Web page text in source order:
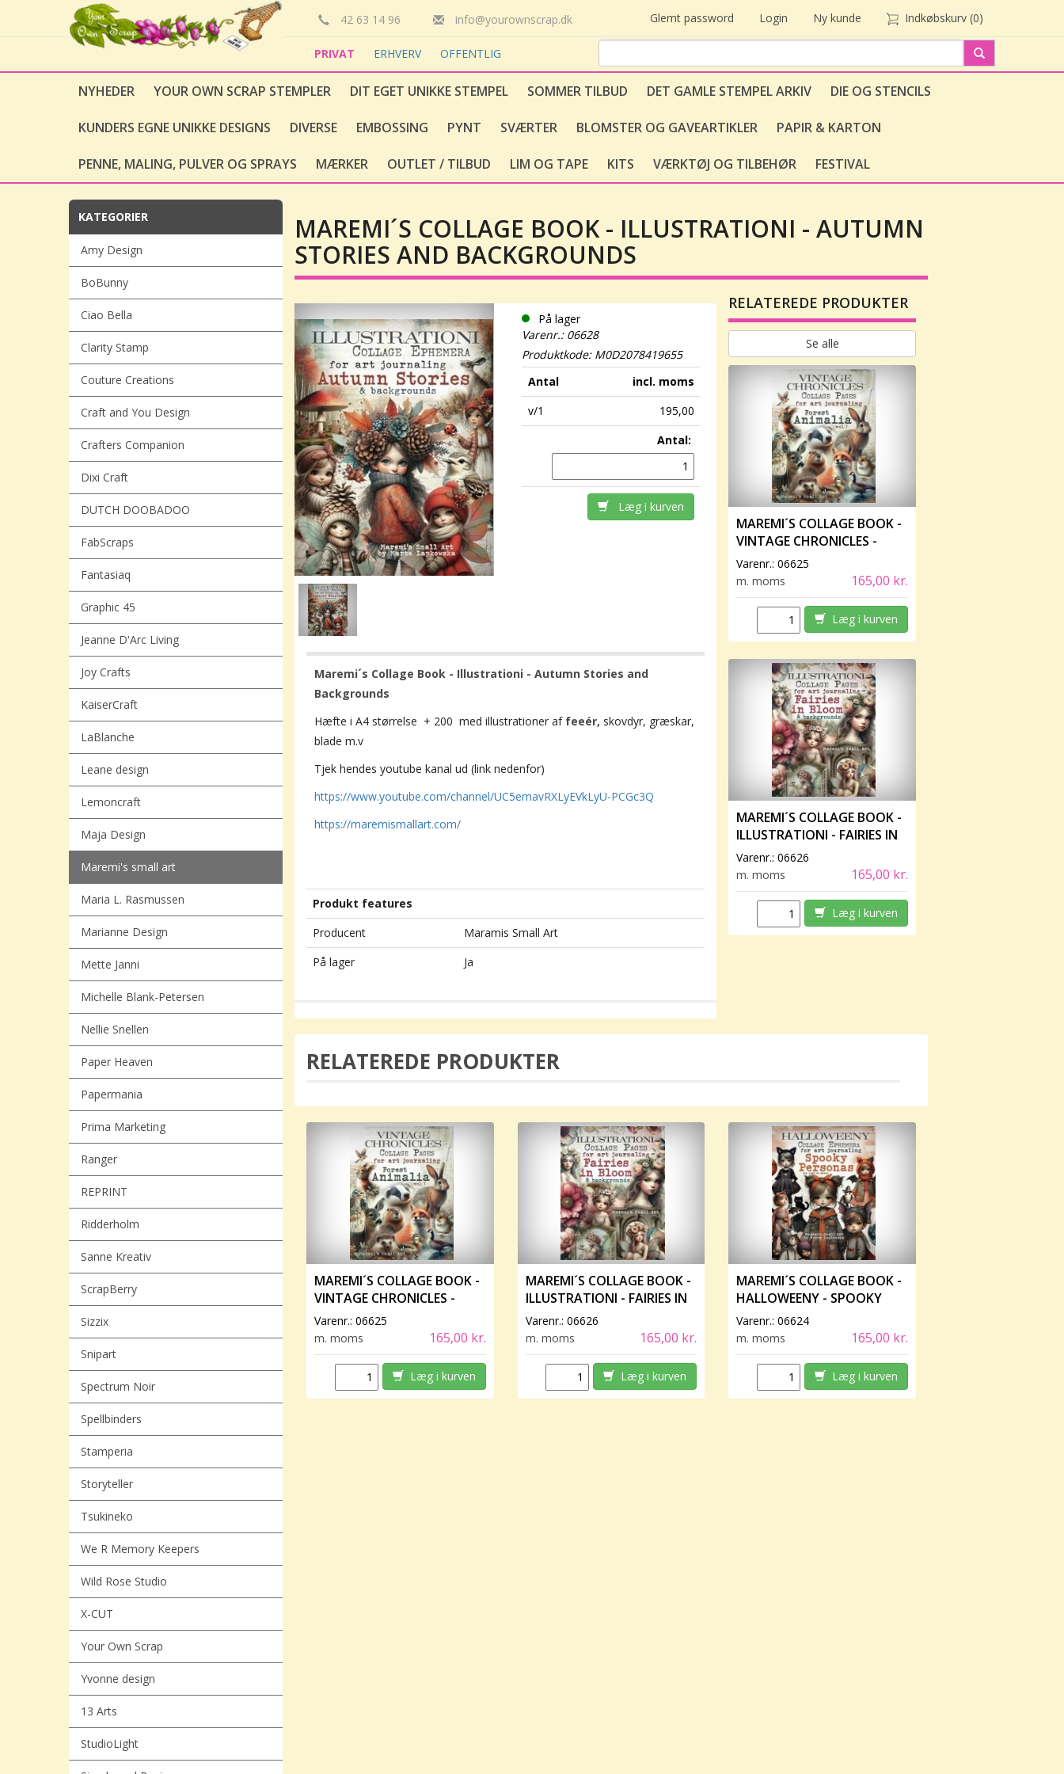
42 63 14 96 info@yourownscrap.dk Glemt password Login Ny kunde Indkøbskurv (0)
PRIVAT ERHVERV OFFENTLIG
NYHEDER YOUR OWN SCRAP STEMPLER DIT EGET UNIKKE STEMPEL SOMMER TILBUD DET GAMLE STEMPEL ARKIV DIE OG STENCILS
KUNDERS EGNE UNIKKE DESIGNS DIVERSE EMBOSSING PYNT SVÆRTER BLOMSTER OG GAVEARTIKLER PAPIR & KARTON
PENNE, MALING, PULVER OG SPRAYS MÆRKER OUTLET / TILBUD LIM OG TAPE KITS VÆRKTØJ OG TILBEHØR FESTIVAL
KATEGORIER
Amy Design
BoBunny
Ciao Bella
Clarity Stamp
Couture Creations
Craft and You Design
Crafters Companion
Dixi Craft
DUTCH DOOBADOO
FabScraps
Fantasiaq
Graphic 45
Jeanne D'Arc Living
Joy Crafts
KaiserCraft
LaBlanche
Leane design
Lemoncraft
Maja Design
Maremi's small art
Maria L. Rasmussen
Marianne Design
Mette Janni
Michelle Blank-Petersen
Nellie Snellen
Paper Heaven
Papermania
Prima Marketing
Ranger
REPRINT
Ridderholm
Sanne Kreativ
ScrapBerry
Sizzix
Snipart
Spectrum Noir
Spellbinders
Stamperia
Storyteller
Tsukineko
We R Memory Keepers
Wild Rose Studio
X-CUT
Your Own Scrap
Yvonne design
13 Arts
StudioLight
MAREMI´S COLLAGE BOOK - ILLUSTRATIONI - AUTUMN
STORIES AND BACKGROUNDS
På lager
Varenr.: 06628
Produktkode: M0D2078419655
Antal
incl. moms
v/1
195,00
Antal:
Læg i kurven
Maremi´s Collage Book - Illustrationi - Autumn Stories and
Backgrounds
Hæfte i A4 størrelse + 200 med illustrationer af feeér, skovdyr, græskar,
blade m.v
Tjek hendes youtube kanal ud (link nedenfor)
https://www.youtube.com/channel/UC5emavRXLyEVkLyU-PCGc3Q
https://maremismallart.com/
Produkt features
Producent
Maramis Small Art
På lager
Ja
RELATEREDE PRODUKTER
Se alle
MAREMI´S COLLAGE BOOK -
VINTAGE CHRONICLES -
FOREST ANIMALIA VOL 1
Varenr.:06625
m. moms
165,00 kr.
Læg i kurven
MAREMI´S COLLAGE BOOK -
ILLUSTRATIONI - FAIRIES IN
BLOOM
Varenr.:06626
m. moms
165,00 kr.
Læg i kurven
RELATEREDE PRODUKTER
MAREMI´S COLLAGE BOOK -
VINTAGE CHRONICLES -
FOREST ANIMALIA VOL 1
Varenr.: 06625
m. moms
165,00 kr.
Læg i kurven
MAREMI´S COLLAGE BOOK -
ILLUSTRATIONI - FAIRIES IN
BLOOM
Varenr.: 06626
m. moms
165,00 kr.
Læg i kurven
MAREMI´S COLLAGE BOOK -
HALLOWEENY - SPOOKY
PERSONAS
Varenr.:06624
m. moms
165,00 kr.
Læg i kurven